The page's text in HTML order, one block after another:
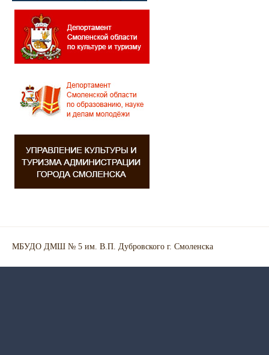
МБУДО ДМШ № 5 им. В.П. Дубровского г. Смоленска